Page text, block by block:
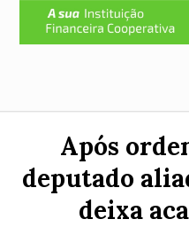
Após
deputado
deixa